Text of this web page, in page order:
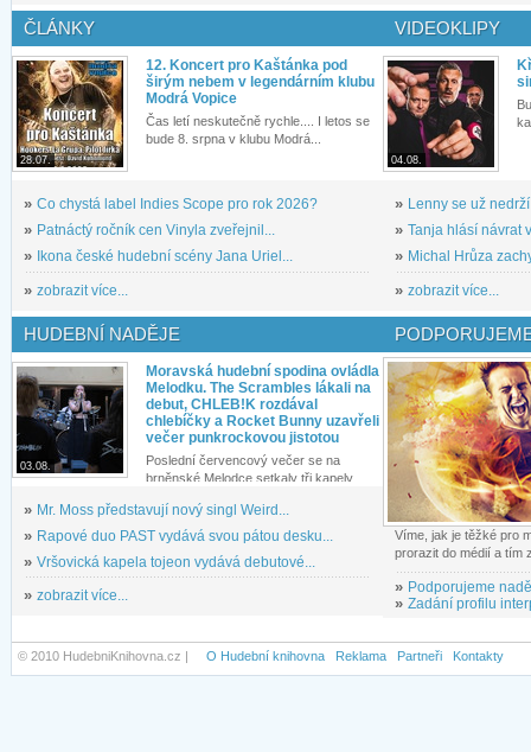
ČLÁNKY
28.07.
12. Koncert pro Kaštánka pod
širým nebem v legendárním klubu
Modrá Vopice
Čas letí neskutečně rychle.... I letos se
bude 8. srpna v klubu Modrá...
» Co chystá label Indies Scope pro rok 2026?
» Patnáctý ročník cen Vinyla zveřejnil...
»
Ikona české hudební scény Jana Uriel...
» zobrazit více...
VIDEOKLIPY
04.08.
» Lenny se už
» Tanja hlásí návrat
» Michal Hrůza
» zobrazit více...
HUDEBNÍ NADĚJE
03.08.
Moravská hudební spodina ovládla
Melodku. The Scrambles lákali na
debut, CHLEB!K rozdával
chlebíčky a Rocket Bunny uzavřeli
večer punkrockovou jistotou
Poslední červencový večer se na
brněnské Melodce setkaly tři kapely...
» Mr. Moss představují nový singl Weird...
» Rapové duo PAST vydává svou pátou desku...
» Vršovická kapela tojeon vydává debutové...
» zobrazit více...
Víme, jak je těžké pro
prorazit do médií a tím
» Podporujeme
» Zadání profilu
© 2010 HudebniKnihovna.cz | O Hudební knihovna Reklama Partneři Kontakty